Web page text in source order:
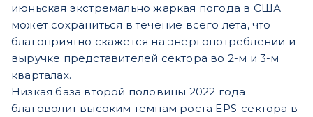
июньская экстремально жаркая погода в США
может сохраниться в течение всего лета, что
благоприятно скажется на энергопотреблении и
выручке представителей сектора во 2-м и 3-м
кварталах.
Низкая база второй половины 2022 года
благоволит высоким темпам роста EPS-сектора в